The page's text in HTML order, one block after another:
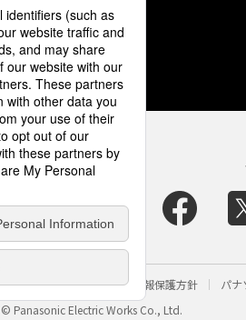
クッキーポリシー 個人情報保護方針 パナ
© Panasonic Electric Works Co., Ltd.